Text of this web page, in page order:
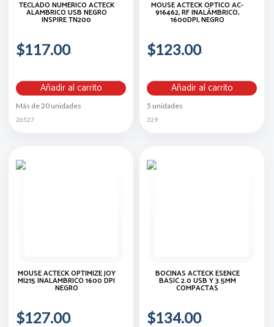
TECLADO NUMERICO ACTECK
ALAMBRICO USB NEGRO
INSPIRE TN200
$117.00
Añadir al carrito
Más de 20 unidades
26527
MOUSE ACTECK ÓPTICO AC-
916462, RF INALÁMBRICO,
1600DPI, NEGRO
$123.00
Añadir al carrito
5 unidades
329
MOUSE ACTECK OPTIMIZE JOY
MI215 INALAMBRICO 1600 DPI
NEGRO
$127.00
BOCINAS ACTECK ESENCE
BASIC 2.0 USB Y 3.5MM
COMPACTAS
$134.00